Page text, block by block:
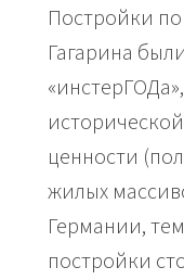
Постройки
Гагарина
ценности
жилых
Германии,
постройки